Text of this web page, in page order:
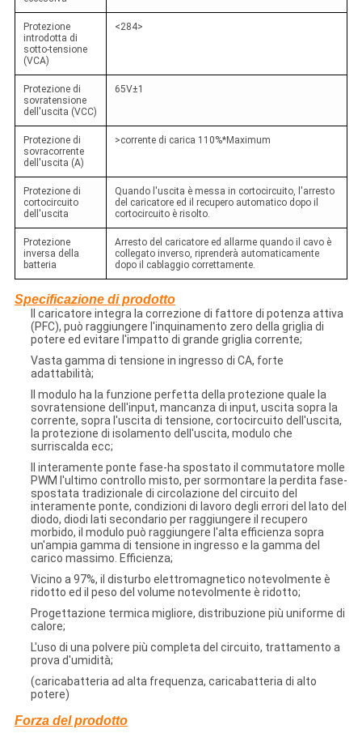
Protezione
introdotta di
sotto-tensione
(VCA)
<284>
Protezione di
sovratensione
dell'uscita (VCC)
65V±1
Protezione di
sovracorrente
dell'uscita (A)
>corrente di carica 110%*Maximum
Protezione di
cortocircuito
dell'uscita
Quando l'uscita è messa in cortocircuito, l'arresto
del caricatore ed il recupero automatico dopo il
cortocircuito è risolto.
Protezione
inversa della
batteria
Arresto del caricatore ed allarme quando il cavo è
collegato inverso, riprenderà automaticamente
dopo il cablaggio correttamente.
Specificazione di prodotto
Il caricatore integra la correzione di fattore di potenza attiva
(PFC), può raggiungere l'inquinamento zero della griglia di
potere ed evitare l'impatto di grande griglia corrente;
Vasta gamma di tensione in ingresso di CA, forte
adattabilità;
Il modulo ha la funzione perfetta della protezione quale la
sovratensione dell'input, mancanza di input, uscita sopra la
corrente, sopra l'uscita di tensione, cortocircuito dell'uscita,
la protezione di isolamento dell'uscita, modulo che
surriscalda ecc;
Il interamente ponte fase-ha spostato il commutatore molle
PWM l'ultimo controllo misto, per sormontare la perdita fase-
spostata tradizionale di circolazione del circuito del
interamente ponte, condizioni di lavoro degli errori del lato del
diodo, diodi lati secondario per raggiungere il recupero
morbido, il modulo può raggiungere l'alta efficienza sopra
un'ampia gamma di tensione in ingresso e la gamma del
carico massimo. Efficienza;
Vicino a 97%, il disturbo elettromagnetico notevolmente è
ridotto ed il peso del volume notevolmente è ridotto;
Progettazione termica migliore, distribuzione più uniforme di
calore;
L'uso di una polvere più completa del circuito, trattamento a
prova d'umidità;
(caricabatteria ad alta frequenza, caricabatteria di alto
potere)
Forza del prodotto